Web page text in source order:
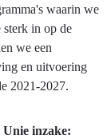
waarin we
in op de
we een
en uitvoering
2021-2027.
inzake: